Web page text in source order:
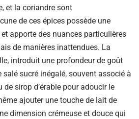
et la coriandre sont
de ces épices possède une
apporte des nuances particulières
de manières inattendues. La
introduit une profondeur de goût
sucré inégalé, souvent associé à
de sirop d’érable pour adoucir le
ajouter une touche de lait de
dimension crémeuse et douce qui